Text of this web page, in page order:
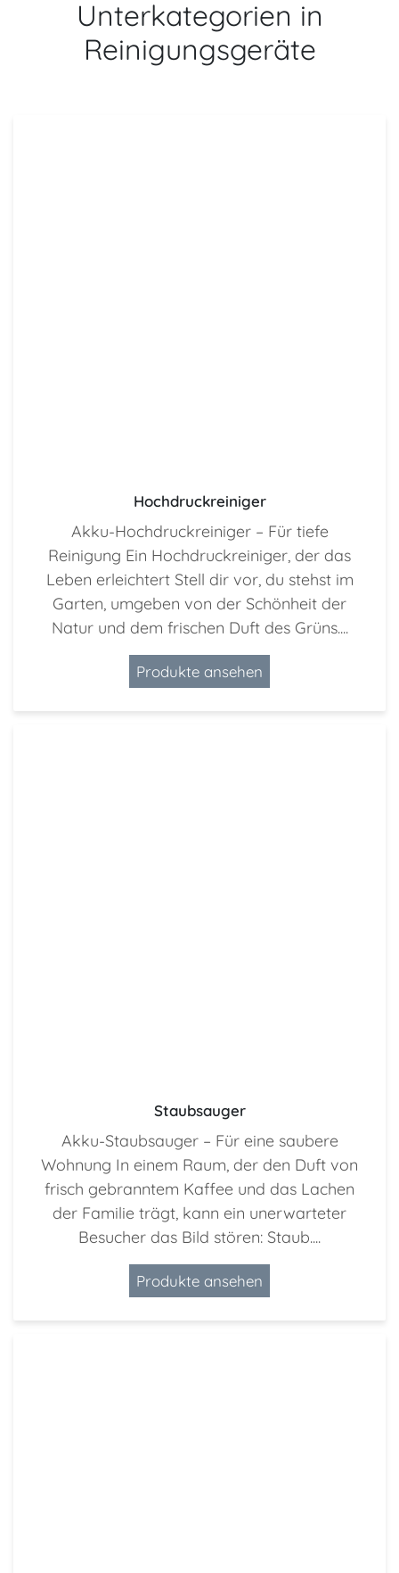
Unterkategorien in
Reinigungsgeräte
Hochdruckreiniger
Akku-Hochdruckreiniger – Für tiefe
Reinigung Ein Hochdruckreiniger, der das
Leben erleichtert Stell dir vor, du stehst im
Garten, umgeben von der Schönheit der
Natur und dem frischen Duft des Grüns....
Produkte ansehen
Staubsauger
Akku-Staubsauger – Für eine saubere
Wohnung In einem Raum, der den Duft von
frisch gebranntem Kaffee und das Lachen
der Familie trägt, kann ein unerwarteter
Besucher das Bild stören: Staub....
Produkte ansehen